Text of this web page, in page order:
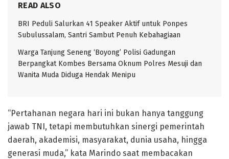
READ ALSO
BRI Peduli Salurkan 41 Speaker Aktif untuk Ponpes
Subulussalam, Santri Sambut Penuh Kebahagiaan
Warga Tanjung Seneng ‘Boyong’ Polisi Gadungan
Berpangkat Kombes Bersama Oknum Polres Mesuji dan
Wanita Muda Diduga Hendak Menipu
“Pertahanan negara hari ini bukan hanya tanggung
jawab TNI, tetapi membutuhkan sinergi pemerintah
daerah, akademisi, masyarakat, dunia usaha, hingga
generasi muda,” kata Marindo saat membacakan